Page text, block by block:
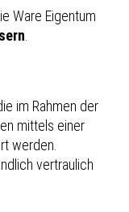
Ware Eigentum
im Rahmen der
mittels einer
werden.
vertraulich